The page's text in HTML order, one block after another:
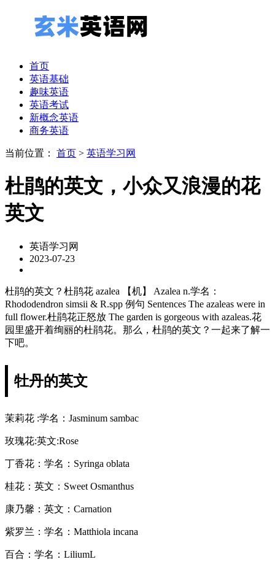
首页
英语基础
趣味英语
英语考试
新概念英语
商务英语
当前位置： 首页 > 英语学习网
杜鹃的英文，小众又浪漫的花
英文
英语学习网
2023-07-23
杜鹃的英文？杜鹃花 azalea 【机】 Azalea n.学名：
Rhododendron simsii & R.spp 例句 Sentences The azaleas were in
full flower.杜鹃花正怒放 The garden is gorgeous with azaleas.花
园里盛开着绚丽的杜鹃花。那么，杜鹃的英文？一起来了解一
下吧。
牡丹的英文
茉莉花 :学名：Jasminum sambac
玫瑰花:英文:Rose
丁香花：学名：Syringa oblata
桂花：英文：Sweet Osmanthus
康乃馨：英文：Carnation
紫罗兰：学名：Matthiola incana
百合：学名：LiliumL